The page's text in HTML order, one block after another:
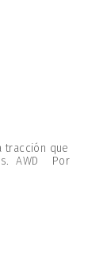
tracción que
AWD Por